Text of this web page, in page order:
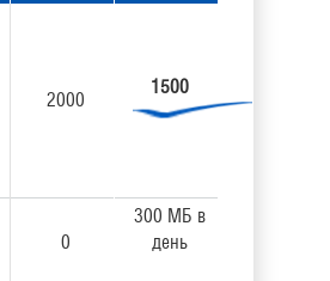
2000
1500
0
300 МБ в
день